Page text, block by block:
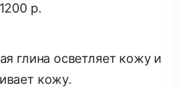
р.
глина осветляет кожу и
кожу.